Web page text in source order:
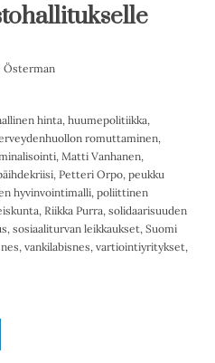
Österman
hinta, huumepolitiikka,
romuttaminen,
, Matti Vanhanen,
, Petteri Orpo, peukku
hyvinvointimalli, poliittinen
, Riikka Purra, solidaarisuuden
, sosiaaliturvan leikkaukset, Suomi
, vankilabisnes, vartiointiyritykset,